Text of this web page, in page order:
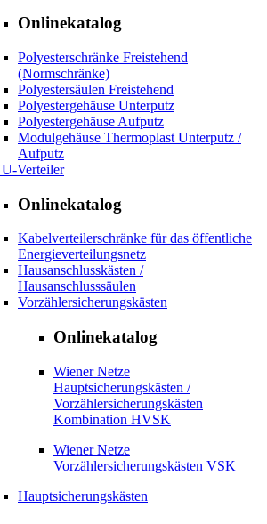
Onlinekatalog
Polyesterschränke Freistehend
(Normschränke)
Polyestersäulen Freistehend
Polyestergehäuse Unterputz
Polyestergehäuse Aufputz
Modulgehäuse Thermoplast Unterputz /
Aufputz
Verteiler
Onlinekatalog
Kabelverteilerschränke für das öffentliche
Energieverteilungsnetz
Hausanschlusskästen /
Hausanschlusssäulen
Vorzählersicherungskästen
Onlinekatalog
Wiener Netze
Hauptsicherungskästen /
Vorzählersicherungskästen
Kombination HVSK
Wiener Netze
Vorzählersicherungskästen VSK
Hauptsicherungskästen